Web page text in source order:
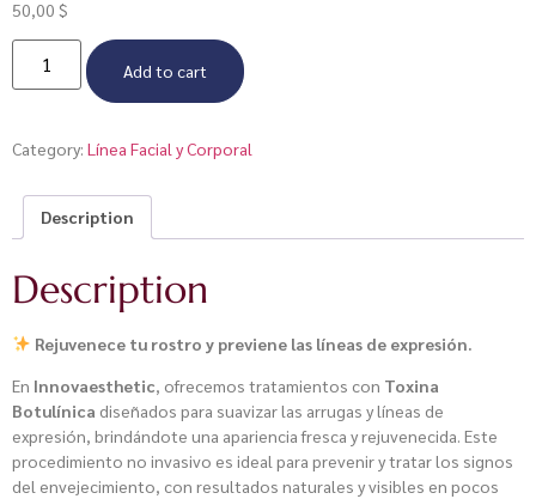
50,00 $
Add to cart
Category: Línea Facial y Corporal
Description
Description
Rejuvenece tu rostro y previene las líneas de expresión.
En Innovaesthetic, ofrecemos tratamientos con Toxina
Botulínica diseñados para suavizar las arrugas y líneas de
expresión, brindándote una apariencia fresca y rejuvenecida. Este
procedimiento no invasivo es ideal para prevenir y tratar los signos
del envejecimiento, con resultados naturales y visibles en pocos